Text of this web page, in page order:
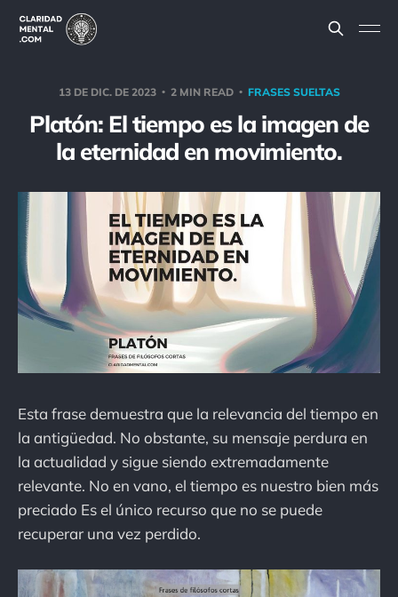
13 DE DIC. DE 2023 2 MIN READ FRASES SUELTAS
Platón: El tiempo es la imagen de
la eternidad en movimiento.
Esta frase demuestra que la relevancia del tiempo en
la antigüedad. No obstante, su mensaje perdura en
la actualidad y sigue siendo extremadamente
relevante. No en vano, el tiempo es nuestro bien más
preciado Es el único recurso que no se puede
recuperar una vez perdido.